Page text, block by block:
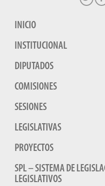
INICIO
INSTITUCIONAL
DIPUTADOS
COMISIONES
SESIONES
LEGISLATIVAS
PROYECTOS
SPL – SISTEMA DE
LEGISLATIVOS